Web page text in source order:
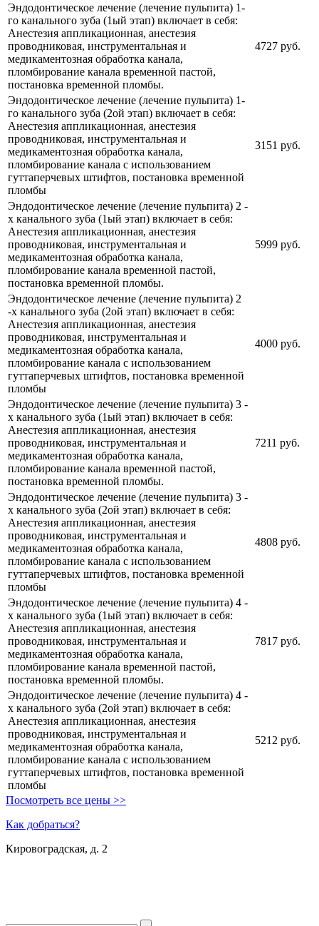
Эндодонтическое лечение (лечение пульпита) 1-
го канального зуба (1ый этап) включает в себя:
Анестезия аппликационная, анестезия
проводниковая, инструментальная и
медикаментозная обработка канала,
пломбирование канала временной пастой,
постановка временной пломбы.
4727 руб.
Эндодонтическое лечение (лечение пульпита) 1-
го канального зуба (2ой этап) включает в себя:
Анестезия аппликационная, анестезия
проводниковая, инструментальная и
медикаментозная обработка канала,
пломбирование канала с использованием
гуттаперчевых штифтов, постановка временной
пломбы
3151 руб.
Эндодонтическое лечение (лечение пульпита) 2 -
х канального зуба (1ый этап) включает в себя:
Анестезия аппликационная, анестезия
проводниковая, инструментальная и
медикаментозная обработка канала,
пломбирование канала временной пастой,
постановка временной пломбы.
5999 руб.
Эндодонтическое лечение (лечение пульпита) 2
-х канального зуба (2ой этап) включает в себя:
Анестезия аппликационная, анестезия
проводниковая, инструментальная и
медикаментозная обработка канала,
пломбирование канала с использованием
гуттаперчевых штифтов, постановка временной
пломбы
4000 руб.
Эндодонтическое лечение (лечение пульпита) 3 -
х канального зуба (1ый этап) включает в себя:
Анестезия аппликационная, анестезия
проводниковая, инструментальная и
медикаментозная обработка канала,
пломбирование канала временной пастой,
постановка временной пломбы.
7211 руб.
Эндодонтическое лечение (лечение пульпита) 3 -
х канального зуба (2ой этап) включает в себя:
Анестезия аппликационная, анестезия
проводниковая, инструментальная и
медикаментозная обработка канала,
пломбирование канала с использованием
гуттаперчевых штифтов, постановка временной
пломбы
4808 руб.
Эндодонтическое лечение (лечение пульпита) 4 -
х канального зуба (1ый этап) включает в себя:
Анестезия аппликационная, анестезия
проводниковая, инструментальная и
медикаментозная обработка канала,
пломбирование канала временной пастой,
постановка временной пломбы.
7817 руб.
Эндодонтическое лечение (лечение пульпита) 4 -
х канального зуба (2ой этап) включает в себя:
Анестезия аппликационная, анестезия
проводниковая, инструментальная и
медикаментозная обработка канала,
пломбирование канала с использованием
гуттаперчевых штифтов, постановка временной
пломбы
5212 руб.
Посмотреть все цены >>
Как добраться?
Кировоградская, д. 2